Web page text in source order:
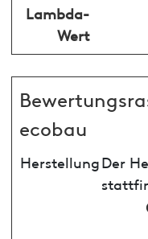
Lambda-
Wert
ecobau
HerstellungDer